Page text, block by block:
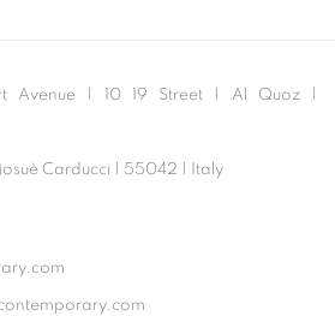
Avenue 10 19 Street Al Quoz
Carducci | 55042 | Italy